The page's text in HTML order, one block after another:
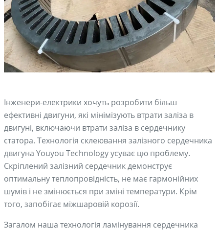
Інженери-електрики хочуть розробити більш
ефективні двигуни, які мінімізують втрати заліза в
двигуні, включаючи втрати заліза в сердечнику
статора. Технологія склеювання залізного сердечника
двигуна Youyou Technology усуває цю проблему.
Скріплений залізний сердечник демонструє
оптимальну теплопровідність, не має гармонійних
шумів і не змінюється при зміні температури. Крім
того, запобігає міжшаровій корозії.
Загалом наша технологія ламінування сердечника